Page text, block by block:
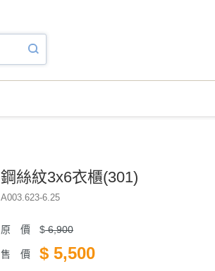
鋼絲紋3x6衣櫃(301)
A003.623-6.25
原 價 $6,900
售 價 $ 5,500